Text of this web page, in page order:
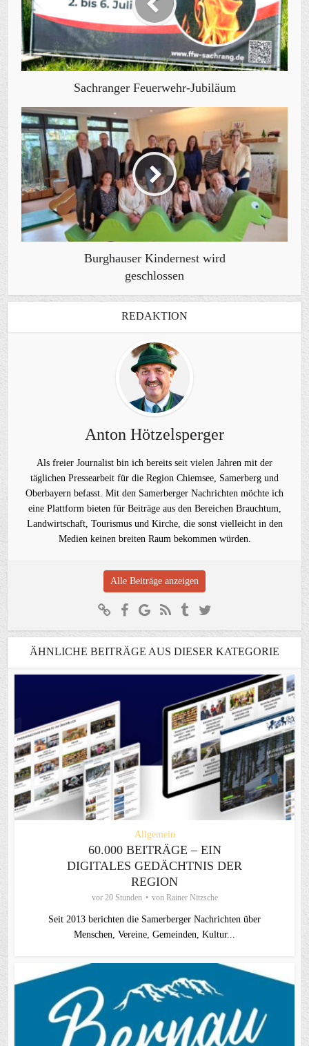
Sachranger Feuerwehr-Jubiläum
Burghauser Kindernest wird
geschlossen
REDAKTION
Anton Hötzelsperger
Als freier Journalist bin ich bereits seit vielen Jahren mit der
täglichen Pressearbeit für die Region Chiemsee, Samerberg und
Oberbayern befasst. Mit den Samerberger Nachrichten möchte ich
eine Plattform bieten für Beiträge aus den Bereichen Brauchtum,
Landwirtschaft, Tourismus und Kirche, die sonst vielleicht in den
Medien keinen breiten Raum bekommen würden.
Alle Beiträge anzeigen
ÄHNLICHE BEITRÄGE AUS DIESER KATEGORIE
Allgemein
60.000 BEITRÄGE – EIN
DIGITALES GEDÄCHTNIS DER
REGION
vor 20 Stunden von Rainer Nitzsche
Seit 2013 berichten die Samerberger Nachrichten über
Menschen, Vereine, Gemeinden, Kultur...